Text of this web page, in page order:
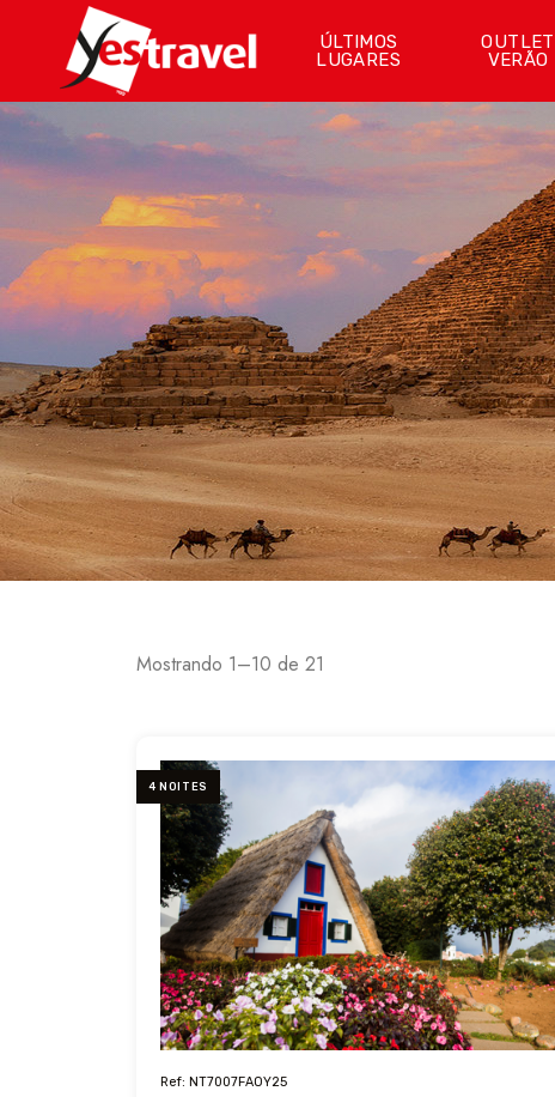
ÚLTIMOS
LUGARES
OUTLET
VERÃO
Mostrando 1–10 de 21
4 NOITES
Ref: NT7007FAOY25